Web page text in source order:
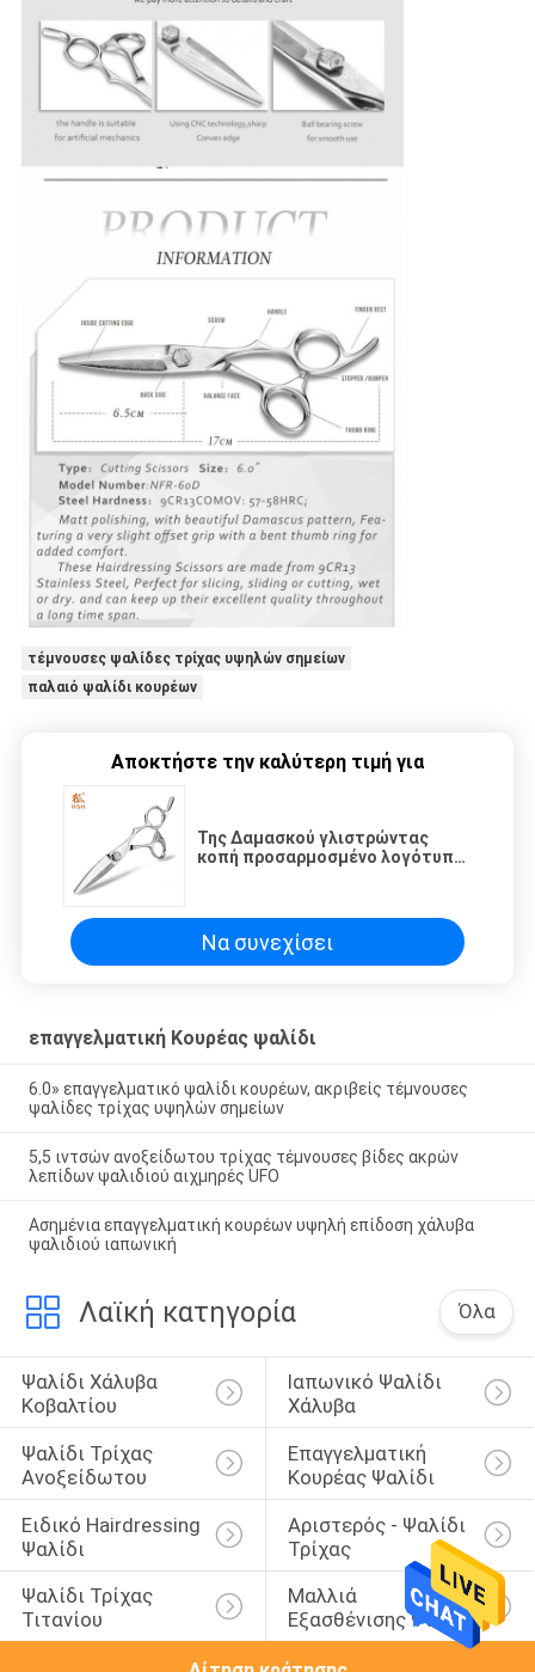
τέμνουσες ψαλίδες τρίχας υψηλών σημείων
παλαιό ψαλίδι κουρέων
Αποκτήστε την καλύτερη τιμή για
Της Δαμασκού γλιστρώντας
κοπή προσαρμοσμένο λογότυπο
Να συνεχίσει
επαγγελματική Κουρέας ψαλίδι
6.0» επαγγελματικό ψαλίδι κουρέων, ακριβείς τέμνουσες
ψαλίδες τρίχας υψηλών σημείων
5,5 ιντσών ανοξείδωτου τρίχας τέμνουσες βίδες ακρών
λεπίδων ψαλιδιού αιχμηρές UFO
Ασημένια επαγγελματική κουρέων υψηλή επίδοση χάλυβα
ψαλιδιού ιαπωνική
Λαϊκή κατηγορία Όλα
Ψαλίδι Χάλυβα
Κοβαλτίου
Ιαπωνικό Ψαλίδι
Χάλυβα
Ψαλίδι Τρίχας
Ανοξείδωτου
Επαγγελματική
Κουρέας Ψαλίδι
Ειδικό Hairdressing
Ψαλίδι
Αριστερός - Ψαλίδι
Τρίχας
Ψαλίδι Τρίχας
Τιτανίου
Μαλλιά
Εξασθένισης Ψαλίδι